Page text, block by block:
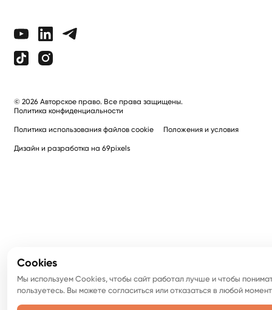
Cookies
Мы используем Cookies, чтобы сайт работал лучше и чтобы
пользуетесь. Вы можете согласиться или отказаться в любой
© 2026Авторское право. Все права защищены.
Политика конфиденциальности
Политика использования файлов cookie Положения и условия
Дизайн и разработка на 69pixels